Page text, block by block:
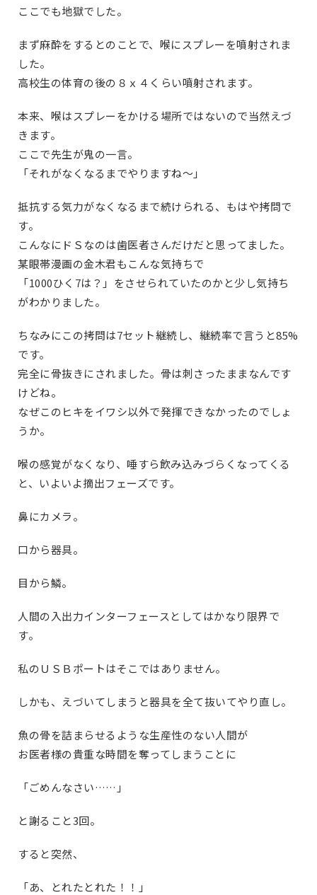
ここでも地獄でした。
まず麻酔をするとのことで、喉にスプレーを噴射されま
した。
高校生の体育の後の８ｘ４くらい噴射されます。
本来、喉はスプレーをかける場所ではないので当然えづ
きます。
ここで先生が鬼の一言。
「それがなくなるまでやりますね～」
抵抗する気力がなくなるまで続けられる、もはや拷問で
す。
こんなにドＳなのは歯医者さんだけだと思ってました。
某眼帯漫画の金木君もこんな気持ちで
「1000ひく7は？」をさせられていたのかと少し気持ち
がわかりました。
ちなみにこの拷問は7セット継続し、継続率で言うと85%
です。
完全に骨抜きにされました。骨は刺さったままなんです
けどね。
なぜこのヒキをイワシ以外で発揮できなかったのでしょ
うか。
喉の感覚がなくなり、唾すら飲み込みづらくなってくる
と、いよいよ摘出フェーズです。
鼻にカメラ。
口から器具。
目から鱗。
人間の入出力インターフェースとしてはかなり限界で
す。
私のＵＳＢポートはそこではありません。
しかも、えづいてしまうと器具を全て抜いてやり直し。
魚の骨を詰まらせるような生産性のない人間が
お医者様の貴重な時間を奪ってしまうことに
「ごめんなさい……」
と謝ること3回。
すると突然、
「あ、とれたとれた！！」